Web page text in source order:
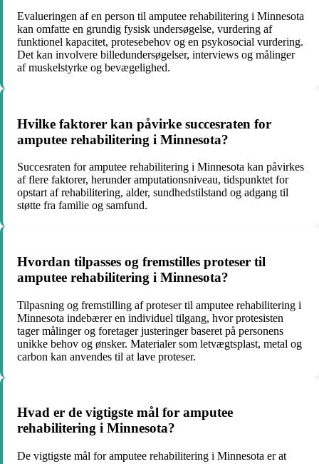
Evalueringen af en person til amputee rehabilitering i Minnesota
kan omfatte en grundig fysisk undersøgelse, vurdering af
funktionel kapacitet, protesebehov og en psykosocial vurdering.
Det kan involvere billedundersøgelser, interviews og målinger
af muskelstyrke og bevægelighed.
Hvilke faktorer kan påvirke succesraten for
amputee rehabilitering i Minnesota?
Succesraten for amputee rehabilitering i Minnesota kan påvirkes
af flere faktorer, herunder amputationsniveau, tidspunktet for
opstart af rehabilitering, alder, sundhedstilstand og adgang til
støtte fra familie og samfund.
Hvordan tilpasses og fremstilles proteser til
amputee rehabilitering i Minnesota?
Tilpasning og fremstilling af proteser til amputee rehabilitering i
Minnesota indebærer en individuel tilgang, hvor protesisten
tager målinger og foretager justeringer baseret på personens
unikke behov og ønsker. Materialer som letvægtsplast, metal og
carbon kan anvendes til at lave proteser.
Hvad er de vigtigste mål for amputee
rehabilitering i Minnesota?
De vigtigste mål for amputee rehabilitering i Minnesota er at